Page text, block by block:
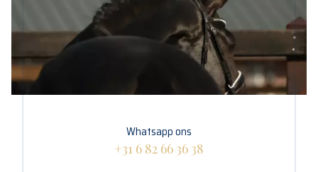
Whatsapp ons
+31 6 82 66 36 38